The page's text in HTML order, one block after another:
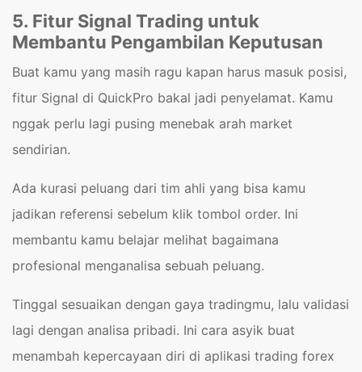
5. Fitur Signal Trading untuk
Membantu Pengambilan Keputusan
Buat kamu yang masih ragu kapan harus masuk posisi,
fitur Signal di QuickPro bakal jadi penyelamat. Kamu
nggak perlu lagi pusing menebak arah market
sendirian.
Ada kurasi peluang dari tim ahli yang bisa kamu
jadikan referensi sebelum klik tombol order. Ini
membantu kamu belajar melihat bagaimana
profesional menganalisa sebuah peluang.
Tinggal sesuaikan dengan gaya tradingmu, lalu validasi
lagi dengan analisa pribadi. Ini cara asyik buat
menambah kepercayaan diri di aplikasi trading forex